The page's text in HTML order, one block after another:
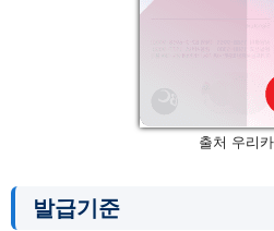
출처 우리
발급기준